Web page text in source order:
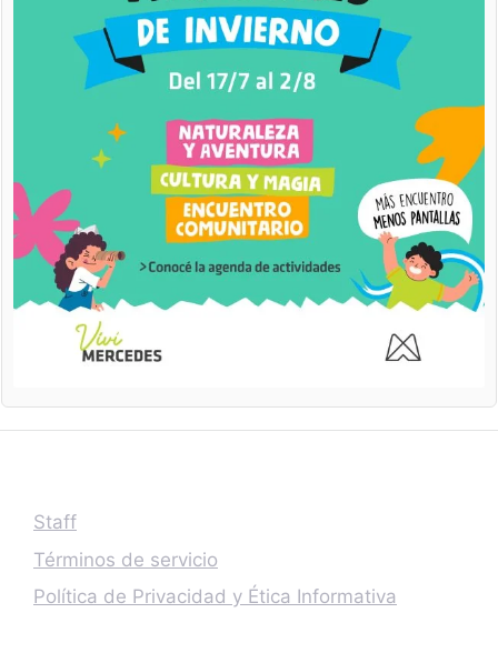
Staff
Términos de servicio
Política de Privacidad y Ética Informativa